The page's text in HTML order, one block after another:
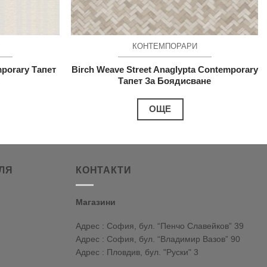
Тапет
КОНТЕМПОРАРИ
Birch Weave Street Anaglypta Contemporary
Тапет За Боядисване
ОЩЕ
КОНТАКТИ
Магазини
Адрес : София, бул. “Пенчо Славейков” 39
Адрес : София, бул. “Владимир Вазов” 90
Адрес : Пловдив, бул. "Руски" 3